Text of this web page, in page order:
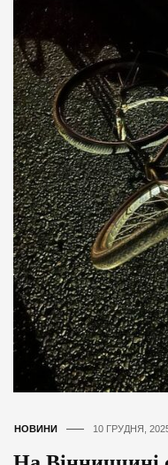
НОВИНИ 10 ГРУДНЯ,